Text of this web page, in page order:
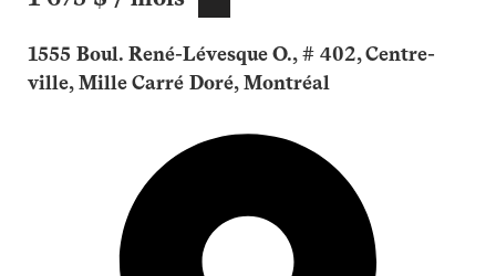
1555 Boul. René-Lévesque O., # 402, Centre-
ville, Mille Carré Doré, Montréal